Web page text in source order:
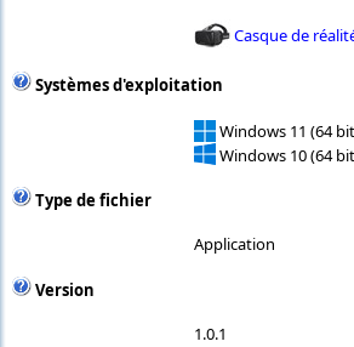
Casque de
Systèmes d'exploitation
Windows 11 (64
Windows 10 (64
Type de fichier
Application
Version
1.0.1